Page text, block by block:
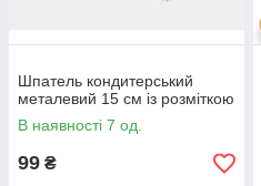
Шпатель кондитерський
металевий 15 см із розміткою
В наявності 7 од.
99 ₴